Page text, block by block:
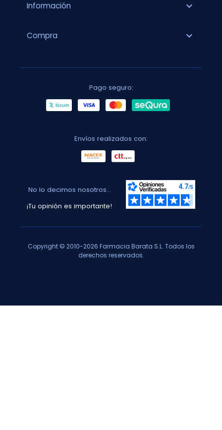
Información expand_more
Compra expand_more
Pago seguro:
Envíos realizados con:
No lo decimos nosotros...
¡Tu opinión es importante!
Copyright © 2010-2026 Farmacia Barata S.L. Todos los
derechos reservados.